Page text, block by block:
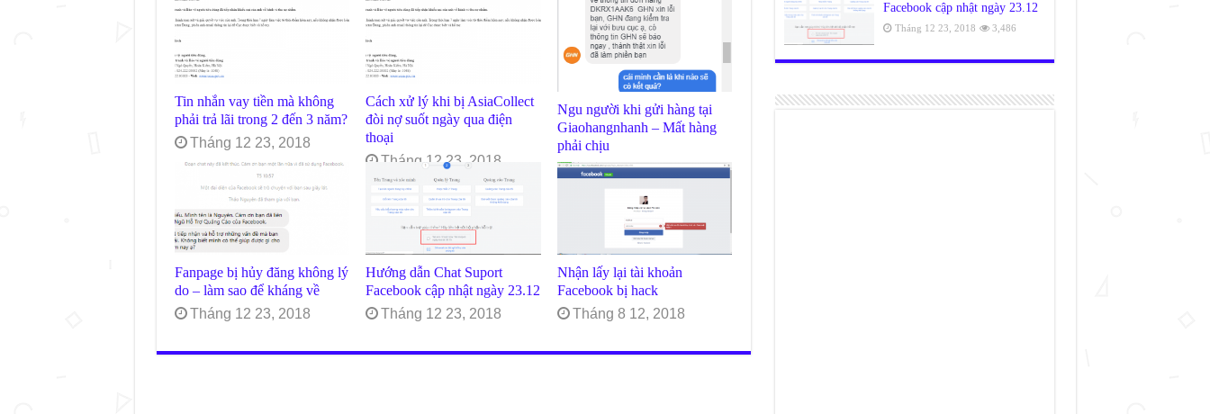
Tin nhắn vay tiền mà không
phải trả lãi trong 2 đến 3 năm?
Tháng 12 23, 2018
Cách xử lý khi bị AsiaCollect
đòi nợ suốt ngày qua điện
thoại
Tháng 12 23, 2018
Ngu người khi gửi hàng tại
Giaohangnhanh – Mất hàng
phải chịu
Tháng 12 23, 2018
Fanpage bị hủy đăng không lý
do – làm sao để kháng về
Tháng 12 23, 2018
Hướng dẫn Chat Suport
Facebook cập nhật ngày 23.12
Tháng 12 23, 2018
Nhận lấy lại tài khoản
Facebook bị hack
Tháng 8 12, 2018
Facebook cập nhật ngày 23.12
Tháng 12 23, 2018 3,486